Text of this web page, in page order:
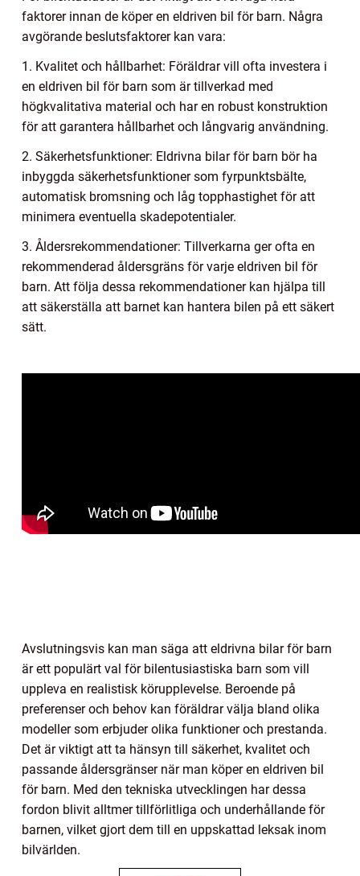
faktorer innan de köper en eldriven bil för barn. Några
avgörande beslutsfaktorer kan vara:
1. Kvalitet och hållbarhet: Föräldrar vill ofta investera i
en eldriven bil för barn som är tillverkad med
högkvalitativa material och har en robust konstruktion
för att garantera hållbarhet och långvarig användning.
2. Säkerhetsfunktioner: Eldrivna bilar för barn bör ha
inbyggda säkerhetsfunktioner som fyrpunktsbälte,
automatisk bromsning och låg topphastighet för att
minimera eventuella skadepotentialer.
3. Åldersrekommendationer: Tillverkarna ger ofta en
rekommenderad åldersgräns för varje eldriven bil för
barn. Att följa dessa rekommendationer kan hjälpa till
att säkerställa att barnet kan hantera bilen på ett säkert
sätt.
Avslutningsvis kan man säga att eldrivna bilar för barn
är ett populärt val för bilentusiastiska barn som vill
uppleva en realistisk körupplevelse. Beroende på
preferenser och behov kan föräldrar välja bland olika
modeller som erbjuder olika funktioner och prestanda.
Det är viktigt att ta hänsyn till säkerhet, kvalitet och
passande åldersgränser när man köper en eldriven bil
för barn. Med den tekniska utvecklingen har dessa
fordon blivit alltmer tillförlitliga och underhållande för
barnen, vilket gjort dem till en uppskattad leksak inom
bilvärlden.